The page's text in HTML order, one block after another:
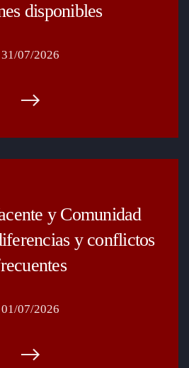
disponibles
31/07/2026
y Comunidad
y conflictos
01/07/2026